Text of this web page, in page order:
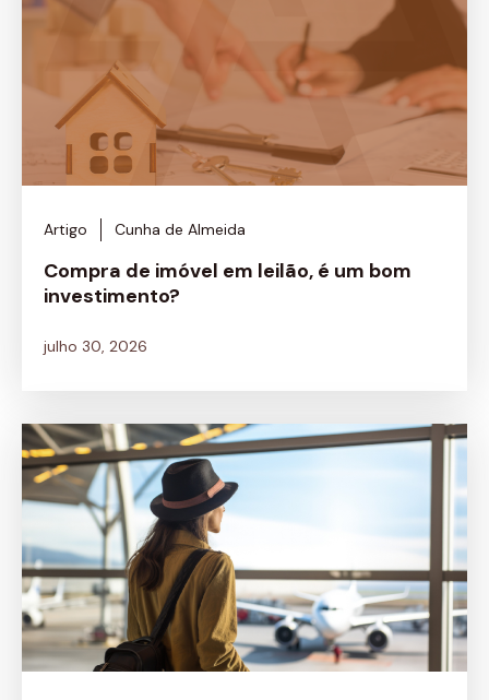
Artigo Cunha de Almeida
Compra de imóvel em leilão, é um bom
investimento?
julho 30, 2026